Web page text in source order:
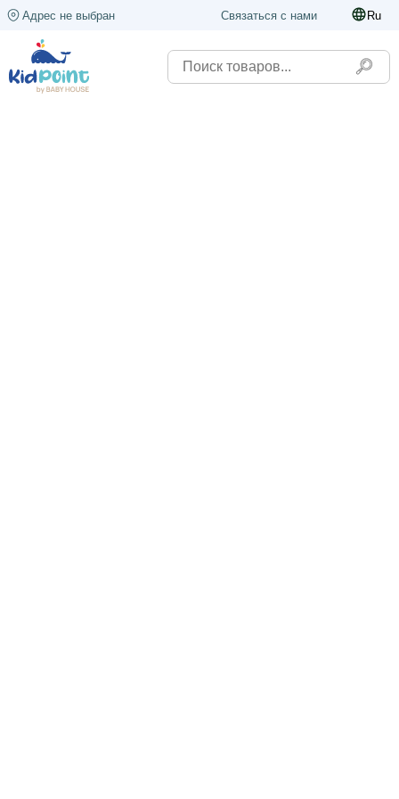
Адрес не выбран Связаться с нами Ru